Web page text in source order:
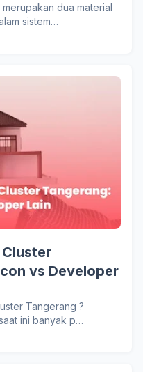
dua material
sistem…
Cluster
vs Developer
Tangerang ?
ini banyak p…